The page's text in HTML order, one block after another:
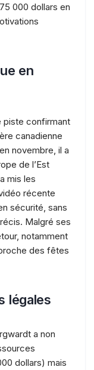
000 dollars en
en
piste confirmant
canadienne
novembre, il a
de l’Est
mis les
récente
sécurité, sans
Malgré ses
notamment
des fêtes
légales
a non
dollars) mais